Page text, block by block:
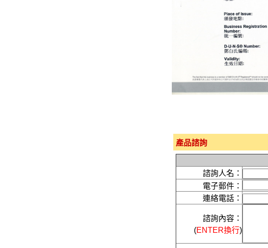
產品諮詢
諮詢人名：
電子郵件：
連絡電話：
諮詢內容：
(ENTER換行)